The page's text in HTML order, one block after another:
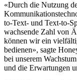
«Durch die Nutzung
to-Text- und Text-to-
wachsende Zahl von
können wir ein
bedienen», sagte
bei unserem
und die Erwartungen